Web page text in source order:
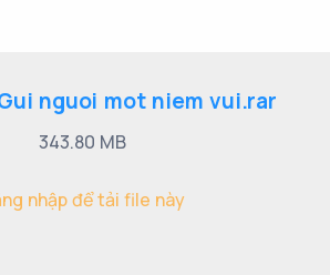
nguoi mot niem vui.rar
343.80 MB
nhập để tải file này